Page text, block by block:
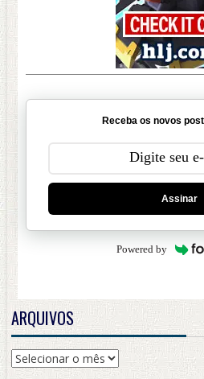
Receba os novos
Assinar
Powered by
ARQUIVOS
Arquivos